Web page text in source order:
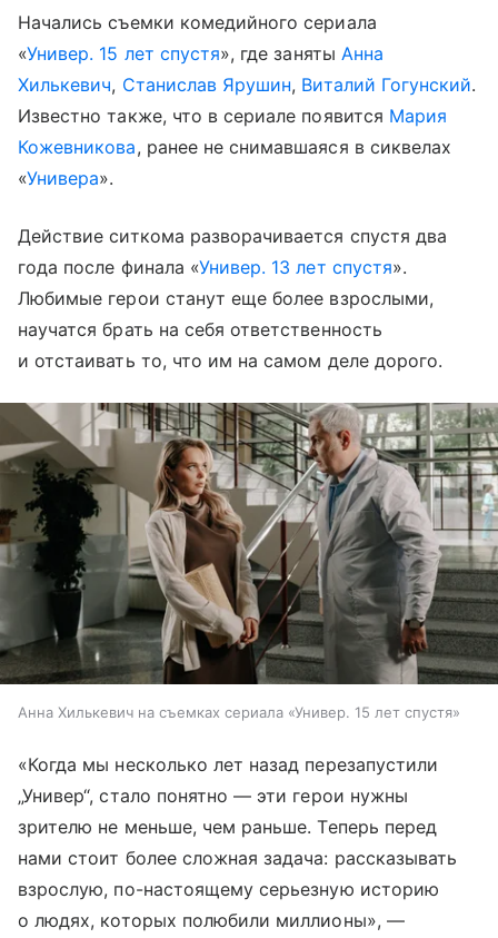
Начались съемки комедийного сериала
«Универ. 15 лет спустя», где заняты Анна
Хилькевич, Станислав Ярушин, Виталий Гогунский.
Известно также, что в сериале появится Мария
Кожевникова, ранее не снимавшаяся в сиквелах
«Универа».
Действие ситкома разворачивается спустя два
года после финала «Универ. 13 лет спустя».
Любимые герои станут еще более взрослыми,
научатся брать на себя ответственность
и отстаивать то, что им на самом деле дорого.
Анна Хилькевич на съемках сериала «Универ. 15 лет спустя»
«Когда мы несколько лет назад перезапустили
„Универ“, стало понятно — эти герои нужны
зрителю не меньше, чем раньше. Теперь перед
нами стоит более сложная задача: рассказывать
взрослую, по-настоящему серьезную историю
о людях, которых полюбили миллионы», —